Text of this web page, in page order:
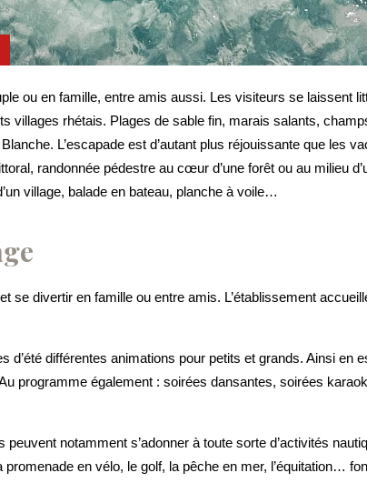
ou en famille, entre amis aussi. Les visiteurs se laissent
villages rhétais. Plages de sable fin, marais salants,
L’escapade est d’autant plus réjouissante que les
randonnée pédestre au cœur d’une forêt ou au milieu
village, balade en bateau, planche à voile…
se divertir en famille ou entre amis. L’établissement
différentes animations pour petits et grands. Ainsi en
programme également : soirées dansantes, soirées
notamment s’adonner à toute sorte d’activités
en vélo, le golf, la pêche en mer, l’équitation…